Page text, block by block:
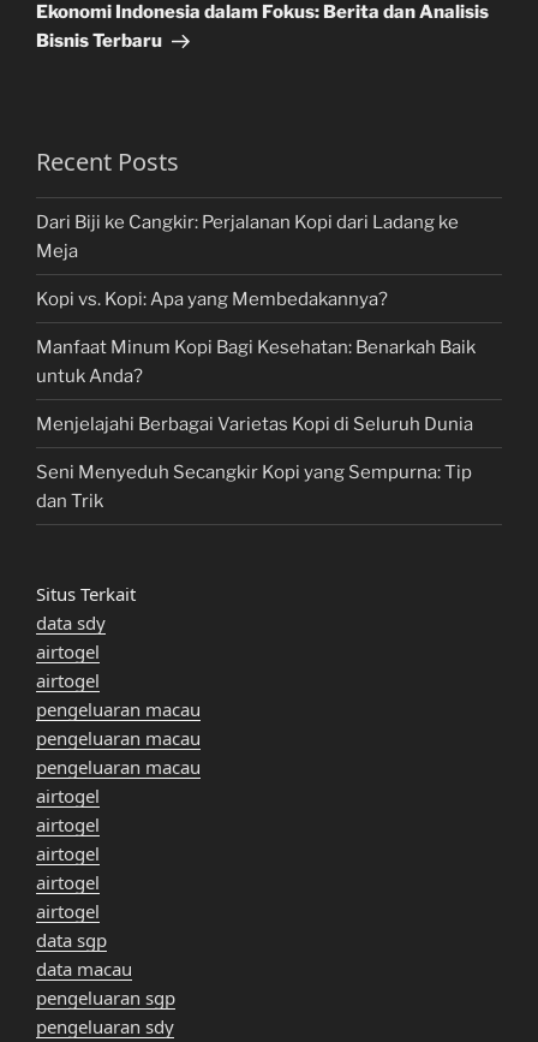
Post
Ekonomi Indonesia dalam Fokus: Berita dan Analisis
Bisnis Terbaru
Recent Posts
Dari Biji ke Cangkir: Perjalanan Kopi dari Ladang ke
Meja
Kopi vs. Kopi: Apa yang Membedakannya?
Manfaat Minum Kopi Bagi Kesehatan: Benarkah Baik
untuk Anda?
Menjelajahi Berbagai Varietas Kopi di Seluruh Dunia
Seni Menyeduh Secangkir Kopi yang Sempurna: Tip
dan Trik
Situs Terkait
data sdy
airtogel
airtogel
pengeluaran macau
pengeluaran macau
pengeluaran macau
airtogel
airtogel
airtogel
airtogel
airtogel
data sgp
data macau
pengeluaran sgp
pengeluaran sdy